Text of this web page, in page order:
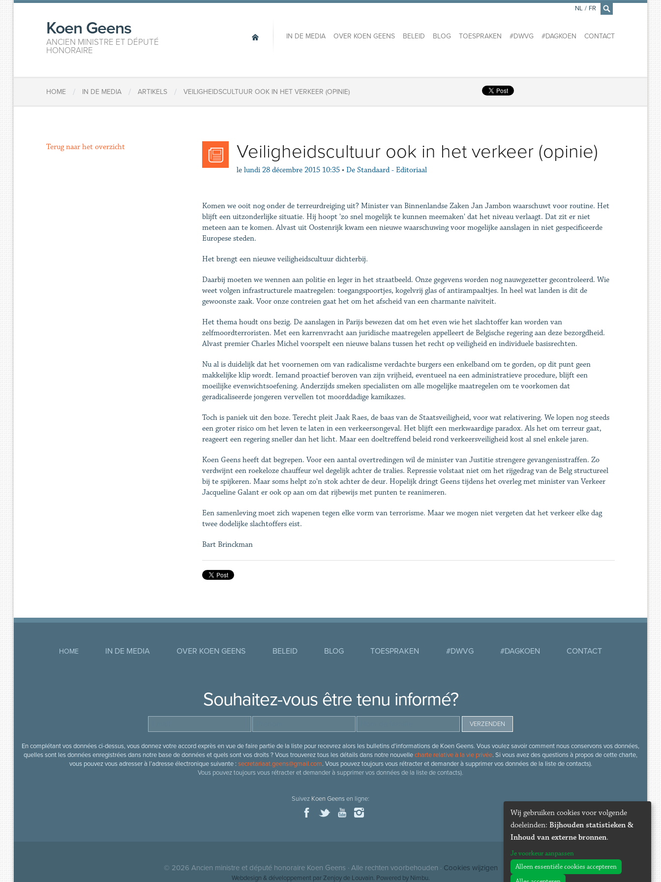
×
Koen Geens
ANCIEN MINISTRE ET DÉPUTÉ
HONORAIRE
IN DE MEDIA OVER KOEN GEENS BELEID BLOG TOESPRAKEN #DWVG #DAGKOEN CONTACT
NL / FR
HOME / IN DE MEDIA / ARTIKELS / VEILIGHEIDSCULTUUR OOK IN HET VERKEER (OPINIE)
Veiligheidscultuur ook in het verkeer (opinie)
le lundi 28 décembre 2015 10:35 • De Standaard - Editoriaal
Komen we ooit nog onder de terreurdreiging uit? Minister van Binnenlandse Zaken Jan Jambon waarschuwt voor routine. Het
blijft een uitzonderlijke situatie. Hij hoopt 'zo snel mogelijk te kunnen meemaken' dat het niveau verlaagt. Dat zit er niet
meteen aan te komen. Alvast uit Oostenrijk kwam een nieuwe waarschuwing voor mogelijke aanslagen in niet gespecificeerde
Europese steden.
Het brengt een nieuwe veiligheidscultuur dichterbij.
Daarbij moeten we wennen aan politie en leger in het straatbeeld. Onze gegevens worden nog nauwgezetter gecontroleerd. Wie
weet volgen infrastructurele maatregelen: toegangspoortjes, kogelvrij glas of antirampaaltjes. In heel wat landen is dit de
gewoonste zaak. Voor onze contreien gaat het om het afscheid van een charmante naïviteit.
Het thema houdt ons bezig. De aanslagen in Parijs bewezen dat om het even wie het slachtoffer kan worden van
zelfmoordterroristen. Met een karrenvracht aan juridische maatregelen appelleert de Belgische regering aan deze bezorgdheid.
Alvast premier Charles Michel voorspelt een nieuwe balans tussen het recht op veiligheid en individuele basisrechten.
Nu al is duidelijk dat het voornemen om van radicalisme verdachte burgers een enkelband om te gorden, op dit punt geen
makkelijke klip wordt. Iemand proactief beroven van zijn vrijheid, eventueel na een administratieve procedure, blijft een
moeilijke evenwichtsoefening. Anderzijds smeken specialisten om alle mogelijke maatregelen om te voorkomen dat
geradicaliseerde jongeren vervellen tot moorddadige kamikazes.
Toch is paniek uit den boze. Terecht pleit Jaak Raes, de baas van de Staatsveiligheid, voor wat relativering. We lopen nog steeds
een groter risico om het leven te laten in een verkeersongeval. Het blijft een merkwaardige paradox. Als het om terreur gaat,
reageert een regering sneller dan het licht. Maar een doeltreffend beleid rond verkeersveiligheid kost al snel enkele jaren.
Koen Geens heeft dat begrepen. Voor een aantal overtredingen wil de minister van Justitie strengere gevangenisstraffen. Zo
verdwijnt een roekeloze chauffeur wel degelijk achter de tralies. Repressie volstaat niet om het rijgedrag van de Belg structureel
bij te spijkeren. Maar soms helpt zo'n stok achter de deur. Hopelijk dringt Geens tijdens het overleg met minister van Verkeer
Jacqueline Galant er ook op aan om dat rijbewijs met punten te reanimeren.
Een samenleving moet zich wapenen tegen elke vorm van terrorisme. Maar we mogen niet vergeten dat het verkeer elke dag
twee dodelijke slachtoffers eist.
Bart Brinckman
Terug naar het overzicht
HOME IN DE MEDIA OVER KOEN GEENS BELEID BLOG TOESPRAKEN #DWVG #DAGKOEN CONTACT
Souhaitez-vous être tenu informé?
En complétant vos données ci-dessus, vous donnez votre accord exprès en vue de faire partie de la liste pour recevrez alors les bulletins d’informations de Koen Geens. Vous voulez savoir comment nous conservons vos données,
quelles sont les données enregistrées dans notre base de données et quels sont vos droits ? Vous trouverez tous les détails dans notre nouvellecharte relative à la vie privée. Si vous avez des questions à propos de cette charte,
vous pouvez vous adresser à l’adresse électronique suivante : secretariaat.geens@gmail.com. Vous pouvez toujours vous rétracter et demander à supprimer vos données de la liste de contacts).
Vous pouvez toujours vous rétracter et demander à supprimer vos données de la liste de contacts).
Suivez Koen Geensen ligne:
© 2026 Ancien ministre et député honoraire Koen Geens · Alle rechten voorbehouden · Cookies wijzigen
Webdesign & développement par Zenjoy de Louvain. Powered by Nimbu.
Wij gebruiken cookies voor volgende
doeleinden: Bijhouden statistieken &
Inhoud van externe bronnen.
Je voorkeur aanpassen
Alleen essentiële cookies accepteren